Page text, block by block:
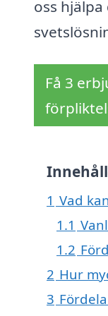
oss
Få 3
1 Vad
1.1
1.2
2 Hur
3